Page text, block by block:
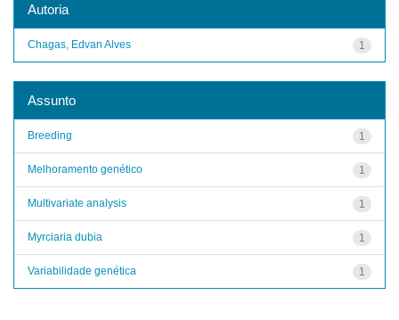
Autoria
1
Chagas, Edvan Alves
Assunto
1
Breeding
1
Melhoramento genético
1
Multivariate analysis
1
Myrciaria dubia
1
Variabilidade genética